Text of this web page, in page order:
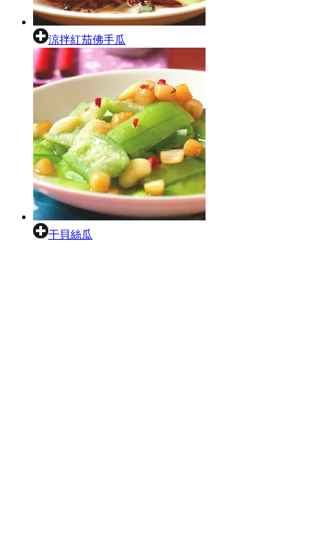
涼拌紅茄佛手瓜
干貝絲瓜